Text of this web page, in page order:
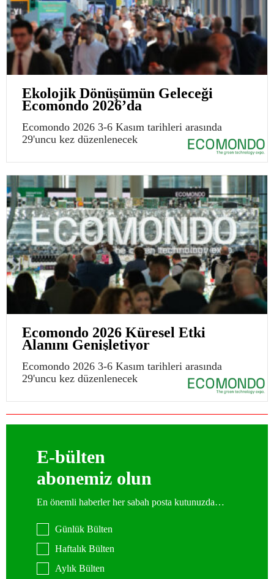
Ekolojik Dönüşümün Geleceği
Ecomondo 2026’da
Ecomondo 2026 3-6 Kasım tarihleri arasında
29'uncu kez düzenlenecek
Ecomondo 2026 Küresel Etki
Alanını Genişletiyor
Ecomondo 2026 3-6 Kasım tarihleri arasında
29'uncu kez düzenlenecek
E-bülten
abonemiz olun
En önemli haberler her sabah posta kutunuzda…
Günlük Bülten
Haftalık Bülten
Aylık Bülten